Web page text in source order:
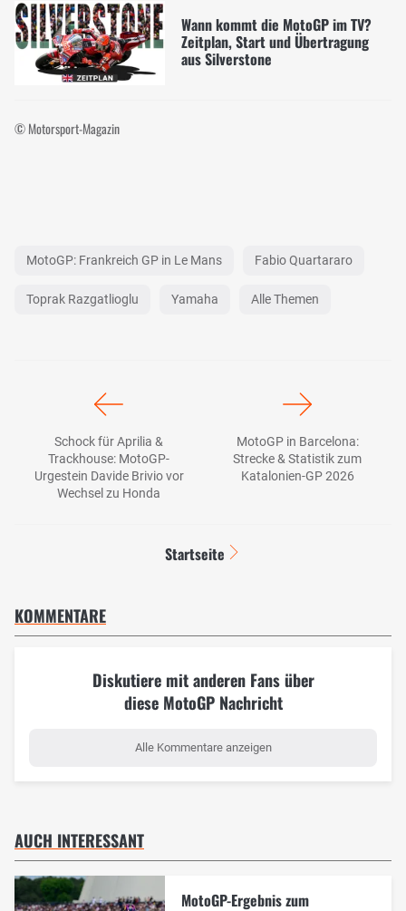
Wann kommt die MotoGP im TV?
Zeitplan, Start und Übertragung
aus Silverstone
© Motorsport-Magazin
MotoGP: Frankreich GP in Le Mans Fabio Quartararo
Toprak Razgatlioglu Yamaha Alle Themen
Schock für Aprilia &
Trackhouse: MotoGP-
Urgestein Davide Brivio vor
Wechsel zu Honda
MotoGP in Barcelona:
Strecke & Statistik zum
Katalonien-GP 2026
Startseite
KOMMENTARE
Diskutiere mit anderen Fans über
diese MotoGP Nachricht
Alle Kommentare anzeigen
AUCH INTERESSANT
MotoGP-Ergebnis zum